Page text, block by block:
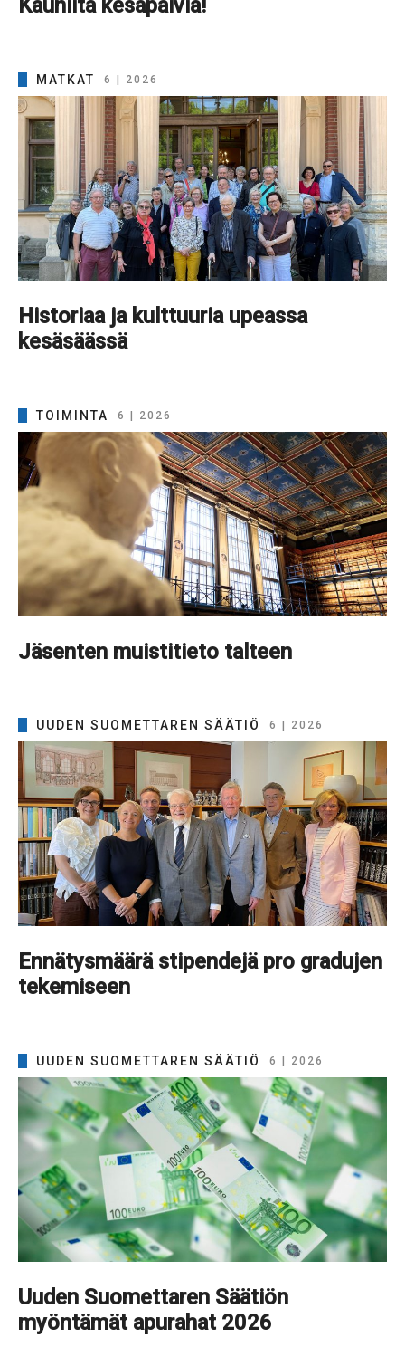
Kauniita kesäpäiviä!
MATKAT 6 | 2026
Historiaa ja kulttuuria upeassa
kesäsäässä
TOIMINTA 6 | 2026
Jäsenten muistitieto talteen
UUDEN SUOMETTAREN SÄÄTIÖ 6 | 2026
Ennätysmäärä stipendejä pro gradujen
tekemiseen
UUDEN SUOMETTAREN SÄÄTIÖ 6 | 2026
Uuden Suomettaren Säätiön
myöntämät apurahat 2026